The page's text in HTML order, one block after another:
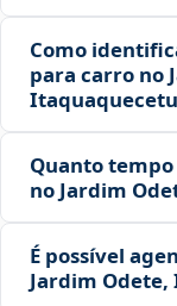
Como
para carro no
Quanto
no Jardim
É possível
Jardim Odete,